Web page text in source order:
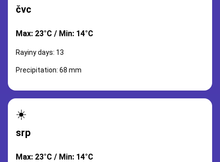
čvc
Max: 23°C / Min: 14°C
Rayiny days: 13
Precipitation: 68 mm
☀️
srp
Max: 23°C / Min: 14°C